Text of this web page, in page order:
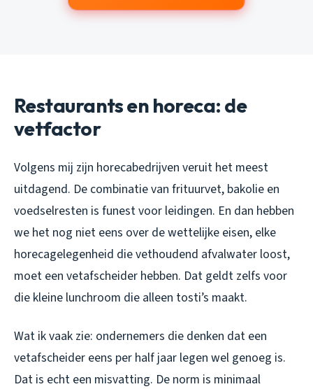
Restaurants en horeca: de
vetfactor
Volgens mij zijn horecabedrijven veruit het meest
uitdagend. De combinatie van frituurvet, bakolie en
voedselresten is funest voor leidingen. En dan hebben
we het nog niet eens over de wettelijke eisen, elke
horecagelegenheid die vethoudend afvalwater loost,
moet een vetafscheider hebben. Dat geldt zelfs voor
die kleine lunchroom die alleen tosti’s maakt.
Wat ik vaak zie: ondernemers die denken dat een
vetafscheider eens per half jaar legen wel genoeg is.
Dat is echt een misvatting. De norm is minimaal